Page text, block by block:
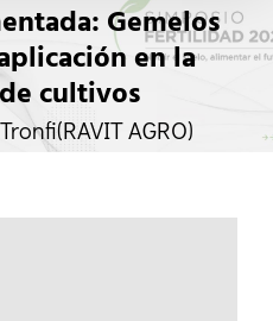
Gemelos
en la
cultivos
(RAVIT AGRO)